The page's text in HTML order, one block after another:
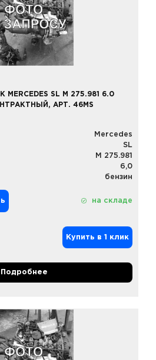
SL M 275.981 6.0
АРТ. 46MS
Mercedes
SL
M 275.981
6,0
бензин
на складе
Купить в 1 клик
Подробнее